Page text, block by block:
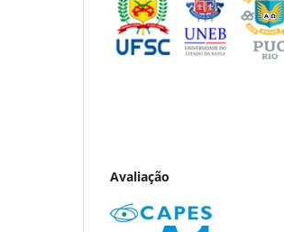
Avaliação